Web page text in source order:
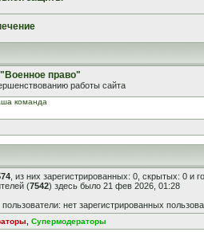
право"
работы сайта
команда
, из них зарегистрированных: 0, скрытых: 0 и
(7542) здесь было 21 фев 2026, 01:28
нет зарегистрированных
Супермодераторы